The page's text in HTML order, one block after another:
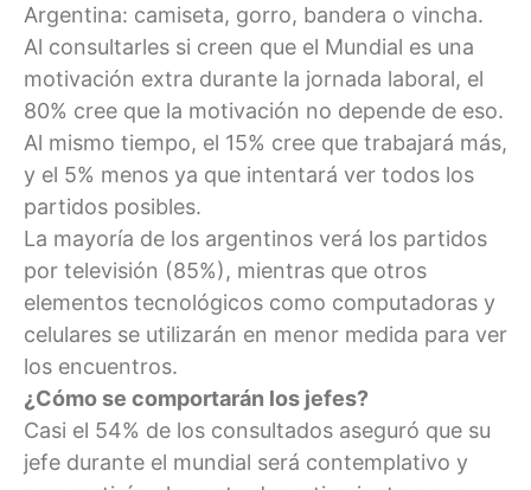
Argentina: camiseta, gorro, bandera o vincha.
Al consultarles si creen que el Mundial es una
motivación extra durante la jornada laboral, el
80% cree que la motivación no depende de eso.
Al mismo tiempo, el 15% cree que trabajará más,
y el 5% menos ya que intentará ver todos los
partidos posibles.
La mayoría de los argentinos verá los partidos
por televisión (85%), mientras que otros
elementos tecnológicos como computadoras y
celulares se utilizarán en menor medida para ver
los encuentros.
¿Cómo se comportarán los jefes?
Casi el 54% de los consultados aseguró que su
jefe durante el mundial será contemplativo y